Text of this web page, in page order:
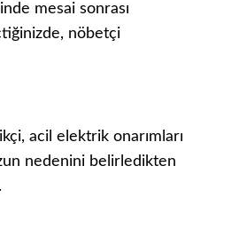
mesai sonrası
nöbetçi
acil elektrik onarımları
nedenini belirledikten